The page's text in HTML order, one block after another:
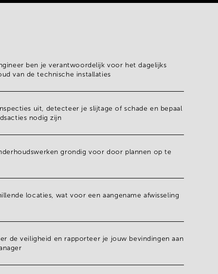
ben je verantwoordelijk voor het dagelijks
van detechnische installaties
uit, detecteer jeslijtageofschadeen bepaal
nodig zijn
grondig voor door plannen op te
locaties, wat voor een aangename afwisseling
de veiligheid en rapporteer je jouw bevindingen aan